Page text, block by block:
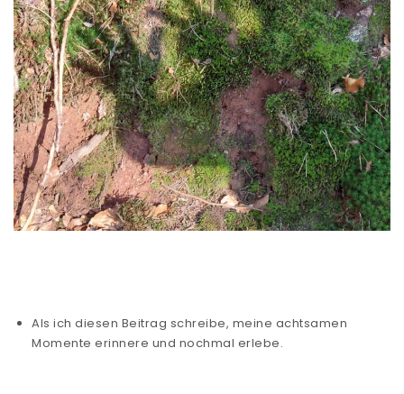
Als ich diesen Beitrag schreibe, meine achtsamen
Momente erinnere und nochmal erlebe.